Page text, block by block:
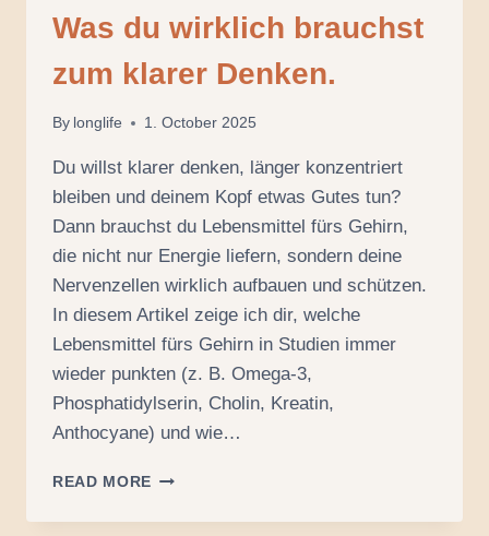
Was du wirklich brauchst
zum klarer Denken.
By longlife 1. October 2025
Du willst klarer denken, länger konzentriert
bleiben und deinem Kopf etwas Gutes tun?
Dann brauchst du Lebensmittel fürs Gehirn,
die nicht nur Energie liefern, sondern deine
Nervenzellen wirklich aufbauen und schützen.
In diesem Artikel zeige ich dir, welche
Lebensmittel fürs Gehirn in Studien immer
wieder punkten (z. B. Omega-3,
Phosphatidylserin, Cholin, Kreatin,
Anthocyane) und wie…
READ MORE LEBENSMITTEL
GEHIRN: